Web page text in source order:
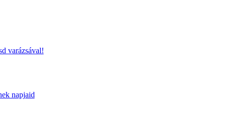
varázsával!
napjaid